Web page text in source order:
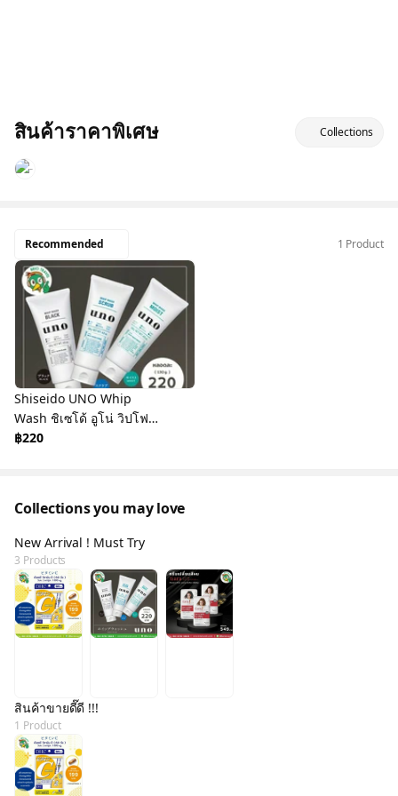
สินค้าราคาพิเศษ Collections
Recommended 1 Product
Shiseido UNO Whip
Wash ชิเซโด้ อูโน่ วิปโฟม
ล้างหน้า 130กรัม - มีให้
฿220
Collections you may love
New Arrival ! Must Try
3 Products
สินค้าขายดี๊ดี !!!
1 Product